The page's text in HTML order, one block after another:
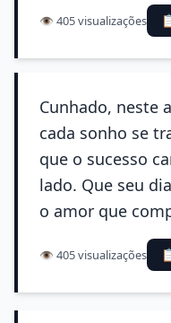
👁️ 405 visualizações
Cunhado, neste
cada sonho se
que o sucesso
lado. Que seu
o amor que
👁️ 405 visualizações